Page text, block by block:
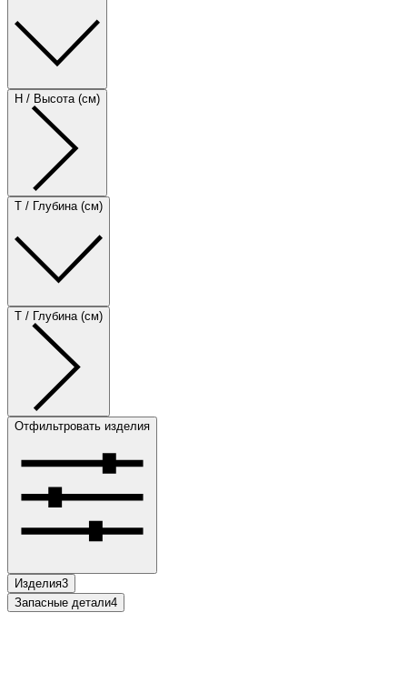
H / Высота (см)
T / Глубина (см)
T / Глубина (см)
Отфильтровать изделия
Изделия3
Запасные детали4